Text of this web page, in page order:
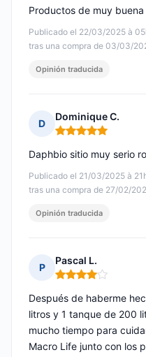
Publicado el 22/03/2025 à
tras una compra de 03/03/
Productos de muy
Opinión traducida
D
Dominique C.
Nota: 5 de 5
Publicado el 21/03/2025 à
tras una compra de 27/02/
Daphbio sitio muy serio
Opinión traducida
P
Pascal L.
Nota: 4 de 5
Después de haberme
litros y 1 tanque de 200
mucho tiempo para
Macro Life junto con los